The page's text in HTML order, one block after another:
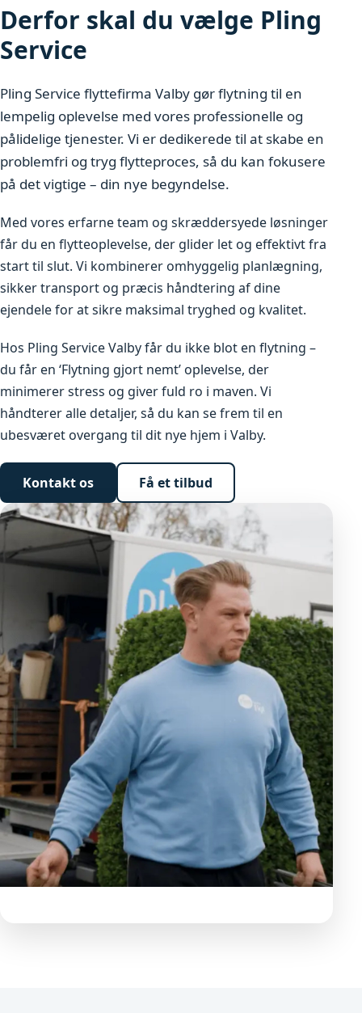
Derfor skal du vælge Pling
Service
Pling Service flyttefirma Valby gør flytning til en
lempelig oplevelse med vores professionelle og
pålidelige tjenester. Vi er dedikerede til at skabe en
problemfri og tryg flytteproces, så du kan fokusere
på det vigtige – din nye begyndelse.
Med vores erfarne team og skræddersyede løsninger
får du en flytteoplevelse, der glider let og effektivt fra
start til slut. Vi kombinerer omhyggelig planlægning,
sikker transport og præcis håndtering af dine
ejendele for at sikre maksimal tryghed og kvalitet.
Hos Pling Service Valby får du ikke blot en flytning –
du får en ‘Flytning gjort nemt’ oplevelse, der
minimerer stress og giver fuld ro i maven. Vi
håndterer alle detaljer, så du kan se frem til en
ubesværet overgang til dit nye hjem i Valby.
Kontakt os Få et tilbud